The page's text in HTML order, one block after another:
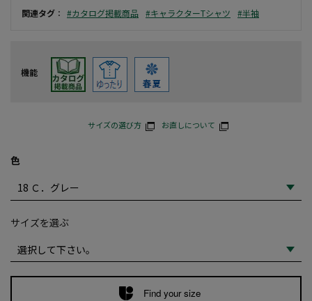
関連タグ ： #カタログ掲載商品 #キャラクターTシャツ #半袖
機能
サイズの選び方 お直しについて
色
サイズを選ぶ
Find your size